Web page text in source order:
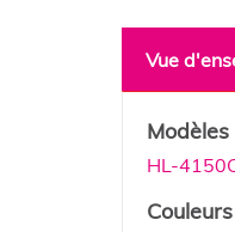
Vue
HL-
Couleurs